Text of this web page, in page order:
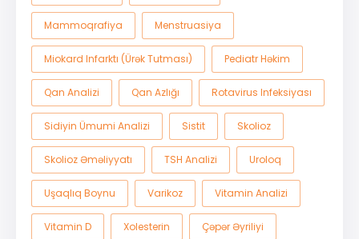
Mammoqrafiya Menstruasiya
Miokard Infarktı (ürək Tutması) Pediatr Həkim
Qan Analizi Qan Azlığı Rotavirus Infeksiyası
Sidiyin Ümumi Analizi Sistit Skolioz
Skolioz Əməliyyatı TSH Analizi Uroloq
Uşaqlıq Boynu Varikoz Vitamin Analizi
Vitamin D Xolesterin Çəpər Əyriliyi